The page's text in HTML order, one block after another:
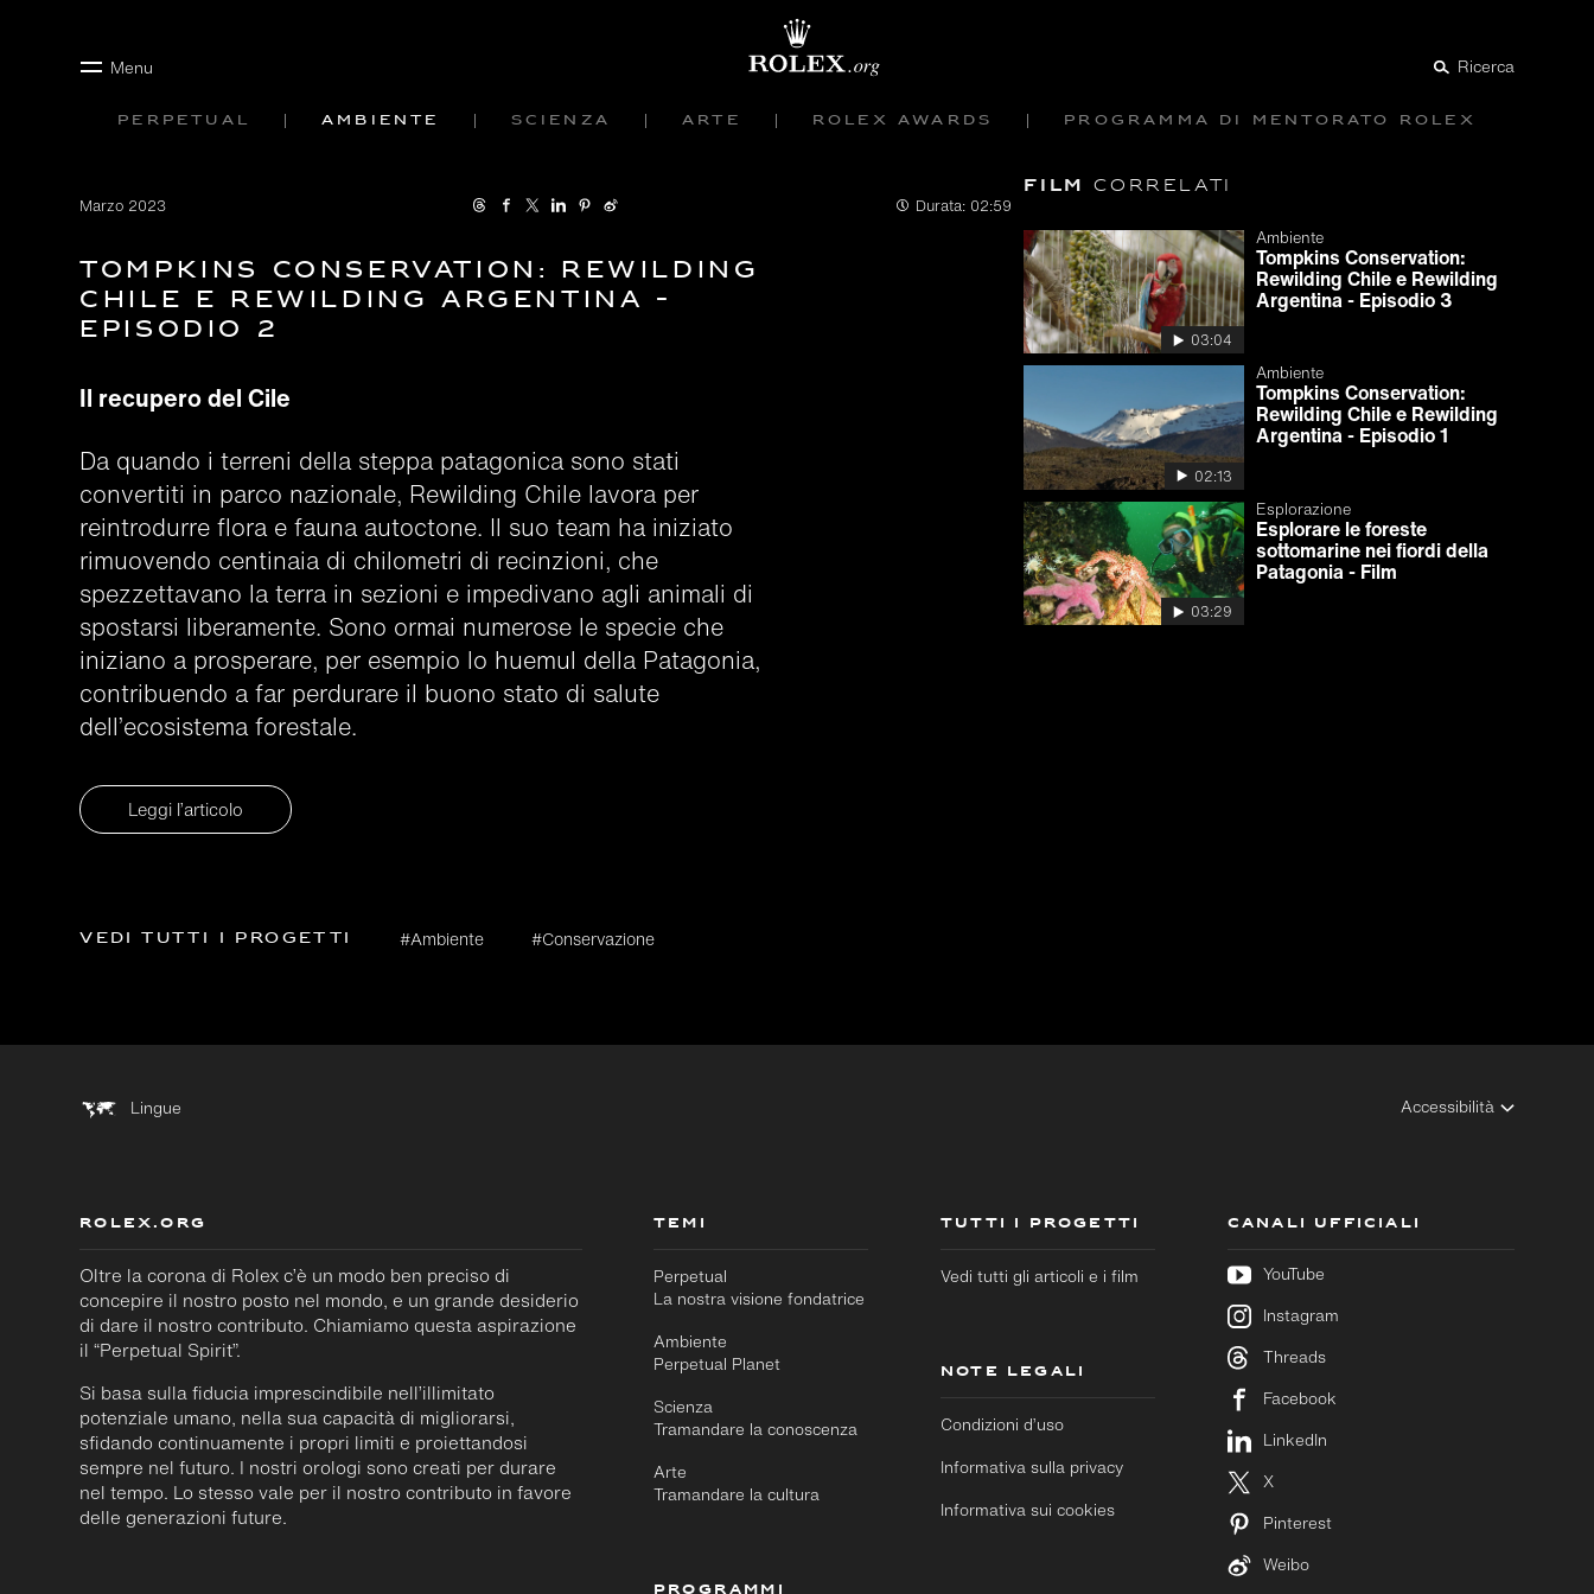
Menu Ricerca
Perpetual Ambiente Scienza Arte Rolex Awards Programma di mentorato Rolex
Marzo 2023 Durata: 02:59
Tompkins Conservation: Rewilding
Chile e Rewilding Argentina -
Episodio 2
Il recupero del Cile
Da quando i terreni della steppa patagonica sono stati
convertiti in parco nazionale, Rewilding Chile lavora per
reintrodurre flora e fauna autoctone. Il suo team ha iniziato
rimuovendo centinaia di chilometri di recinzioni, che
spezzettavano la terra in sezioni e impedivano agli animali di
spostarsi liberamente. Sono ormai numerose le specie che
iniziano a prosperare, per esempio lo huemul della Patagonia,
contribuendo a far perdurare il buono stato di salute
dell’ecosistema forestale.
Leggi l’articolo
Film correlati
03:04
Ambiente
Tompkins Conservation:
Rewilding Chile e Rewilding
Argentina - Episodio 3
02:13
Ambiente
Tompkins Conservation:
Rewilding Chile e Rewilding
Argentina - Episodio 1
03:29
Esplorazione
Esplorare le foreste
sottomarine nei fiordi della
Patagonia - Film
Vedi tutti i progetti #Ambiente #Conservazione
Lingue Accessibilità
ROLEX.ORG
Oltre la corona di Rolex c’è un modo ben preciso di
concepire il nostro posto nel mondo, e un grande desiderio
di dare il nostro contributo. Chiamiamo questa aspirazione
il “Perpetual Spirit”.
Si basa sulla fiducia imprescindibile nell’illimitato
potenziale umano, nella sua capacità di migliorarsi,
sfidando continuamente i propri limiti e proiettandosi
sempre nel futuro. I nostri orologi sono creati per durare
nel tempo. Lo stesso vale per il nostro contributo in favore
delle generazioni future.
TEMI
Perpetual
La nostra visione fondatrice
Ambiente
Perpetual Planet
Scienza
Tramandare la conoscenza
Arte
Tramandare la cultura
TUTTI I PROGETTI
Vedi tutti gli articoli e i film
NOTE LEGALI
Condizioni d’uso
Informativa sulla privacy
Informativa sui cookies
CANALI UFFICIALI
YouTube
Instagram
Threads
Facebook
LinkedIn
X
Pinterest
Weibo